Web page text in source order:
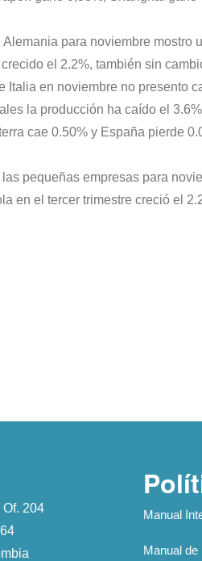
para noviembre mostro
el 2.2%, también sin
Italia en noviembre no presento
la producción ha caído el
cae 0.50% y España pierde
pequeñas empresas para
en el tercer trimestre creció el
204
Manual
Manual